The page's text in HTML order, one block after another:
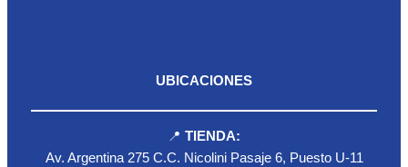
UBICACIONES
📍 TIENDA:
Av. Argentina 275 C.C. Nicolini Pasaje 6, Puesto U-11